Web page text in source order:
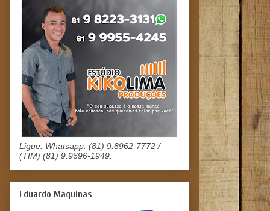
Ligue: Whatsapp: (81) 9.8962-7772 /
(TIM) (81) 9.9696-1949.
Eduardo Maquinas